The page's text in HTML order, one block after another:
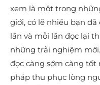
xem là một trong
giới, có lẽ nhiều bạn
lần và mỗi lần đọc lại
những trải nghiệm
đọc càng sớm càng
pháp thu phục lòng